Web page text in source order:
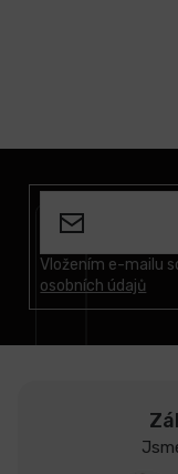
Vložením e-mailu
osobních údajů